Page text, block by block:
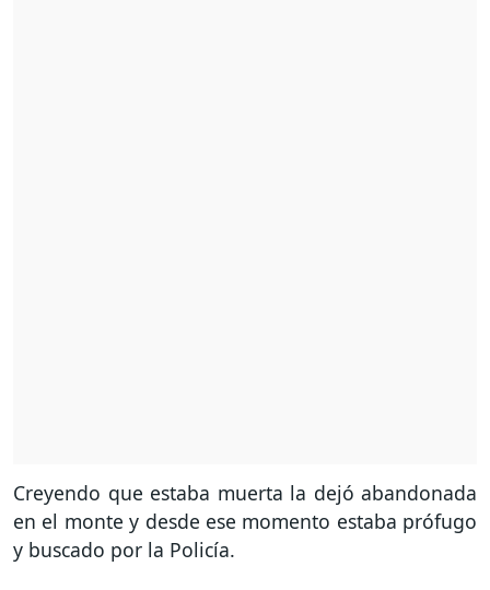
Creyendo que estaba muerta la dejó abandonada
en el monte y desde ese momento estaba prófugo
y buscado por la Policía.